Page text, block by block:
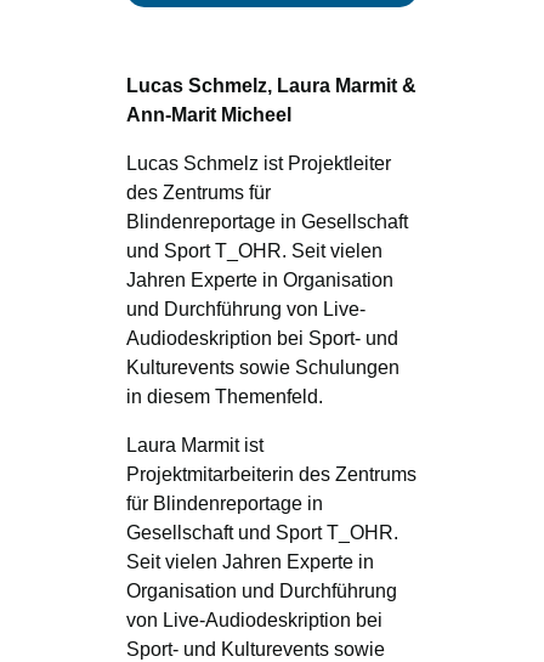
Lucas Schmelz, Laura Marmit &
Ann-Marit Micheel
Lucas Schmelz ist Projektleiter
des Zentrums für
Blindenreportage in Gesellschaft
und Sport T_OHR. Seit vielen
Jahren Experte in Organisation
und Durchführung von Live-
Audiodeskription bei Sport- und
Kulturevents sowie Schulungen
in diesem Themenfeld.
Laura Marmit ist
Projektmitarbeiterin des Zentrums
für Blindenreportage in
Gesellschaft und Sport T_OHR.
Seit vielen Jahren Experte in
Organisation und Durchführung
von Live-Audiodeskription bei
Sport- und Kulturevents sowie